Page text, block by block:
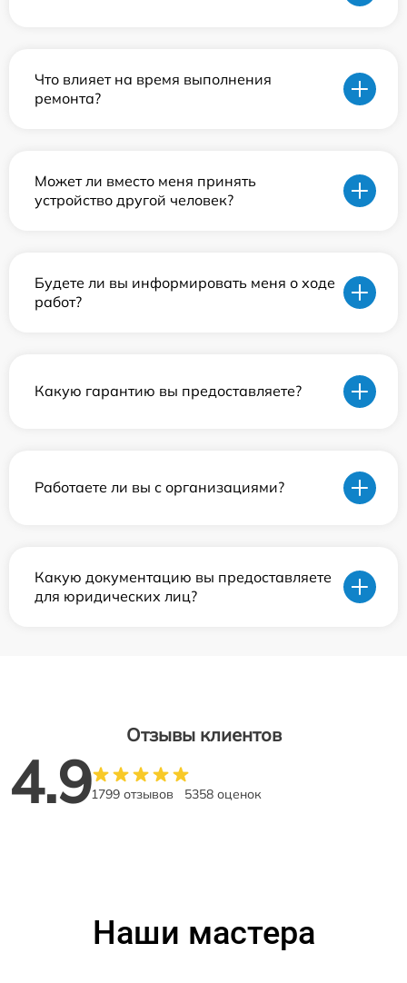
Что влияет на время выполнения
ремонта?
Может ли вместо меня принять
устройство другой человек?
Будете ли вы информировать меня о ходе
работ?
Какую гарантию вы предоставляете?
Работаете ли вы с организациями?
Какую документацию вы предоставляете
для юридических лиц?
Отзывы клиентов
4.91799 отзывов 5358 оценок
Наши мастера